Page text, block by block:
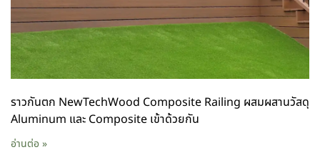
ราวกันตก NewTechWood Composite Railing ผสมผสานวัสดุ
Aluminum และ Composite เข้าด้วยกัน
อ่านต่อ »